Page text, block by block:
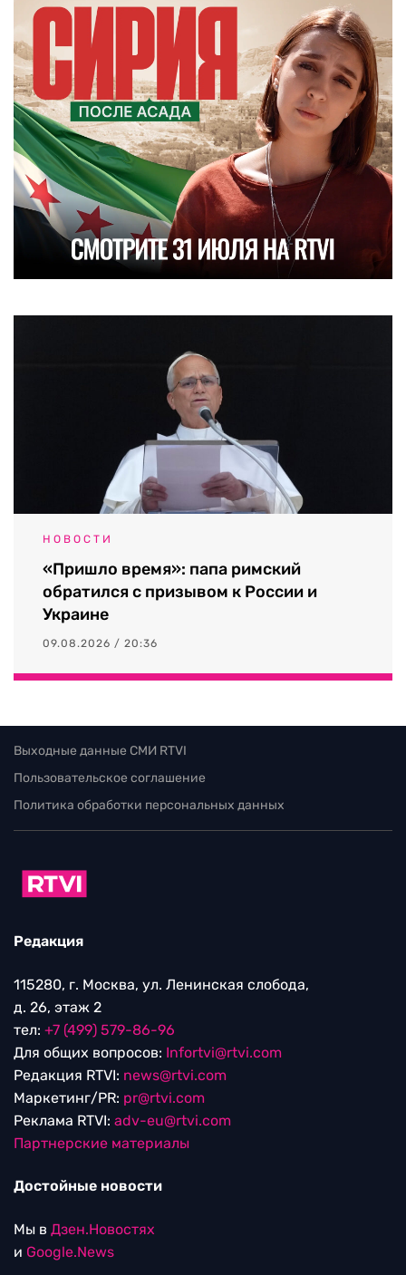
НОВОСТИ
«Пришло время»: папа римский
обратился с призывом к России и
Украине
09.08.2026 / 20:36
Выходные данные СМИ RTVI
Пользовательское соглашение
Политика обработки персональных данных
Редакция
115280, г. Москва, ул. Ленинская слобода,
д. 26, этаж 2
тел: +7 (499) 579-86-96
Для общих вопросов: Infortvi@rtvi.com
Редакция RTVI: news@rtvi.com
Маркетинг/PR: pr@rtvi.com
Реклама RTVI: adv-eu@rtvi.com
Партнерские материалы
Достойные новости
Мы в Дзен.Новостях
и Google.News